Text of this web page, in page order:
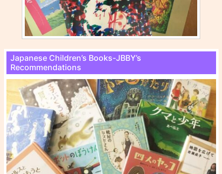
Japanese Children’s Books-JBBY’s
Recommendations